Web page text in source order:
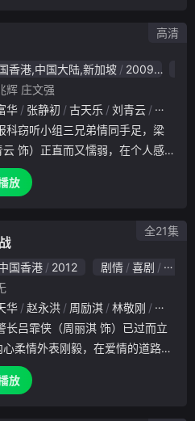
香港,中国大陆,新加坡 2009
辉 庄文强
华 张静初 古天乐 刘青云
吴彦祖
饰）正直而又懦弱，在个人感
带水；杨真（古天乐 饰）家境
应付身患白血病儿子的随时可能
放
高清
国香港 2012 剧情 喜剧
动作
华 赵永洪 周励淇 林敬刚
程可为
柔情外表刚毅，在爱情的道路上
伏。由于自小受笫一代女警、母亲
茵 饰）的影响，加之同班死党
放
全21集